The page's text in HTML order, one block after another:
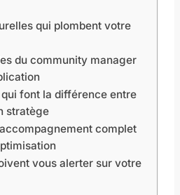
qui plombent votre
du community manager
font la différence entre
stratège
complet
vous alerter sur votre